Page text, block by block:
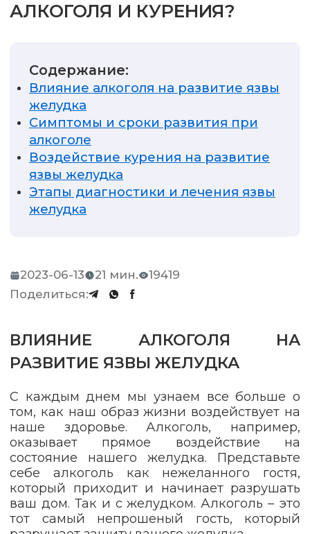
АЛКОГОЛЯ И КУРЕНИЯ?
Содержание:
Влияние алкоголя на развитие язвы
желудка
Симптомы и сроки развития при
алкоголе
Воздействие курения на развитие
язвы желудка
Этапы диагностики и лечения язвы
желудка
2023-06-13 21 мин.
19419
Поделиться:
ВЛИЯНИЕ АЛКОГОЛЯ НА
РАЗВИТИЕ ЯЗВЫ ЖЕЛУДКА
С каждым днем мы узнаем все больше о
том, как наш образ жизни воздействует на
наше здоровье. Алкоголь, например,
оказывает прямое воздействие на
состояние нашего желудка. Представьте
себе алкоголь как нежеланного гостя,
который приходит и начинает разрушать
ваш дом. Так и с желудком. Алкоголь – это
тот самый непрошеный гость, который